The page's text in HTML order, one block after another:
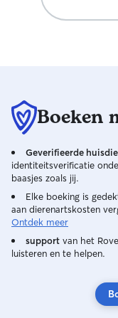
Boeken
Geverifieerde
identiteitsverificatie
baasjes zoals jij.
Elke boeking is
aan dierenartskosten
Ontdek meer
support van het
luisteren en te helpen.